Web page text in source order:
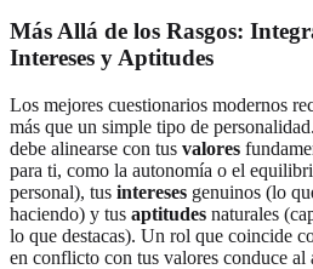
Más Allá de los Rasgos:
Intereses y Aptitudes
Los mejores cuestionarios modernos
más que un simple tipo de
debe alinearse con tus valores
para ti, como la autonomía o el
personal), tus intereses genuinos (lo
haciendo) y tus aptitudes naturales
lo que destacas). Un rol que coincide
en conflicto con tus valores conduce al